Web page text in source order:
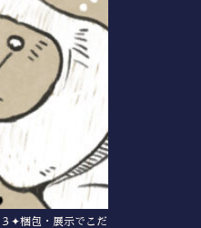
✦梱包・展示でこだ